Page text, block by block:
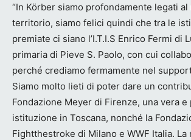
“In Körber siamo profondamente legati al
territorio, siamo felici quindi che tra le
premiate ci siano l’I.T.I.S Enrico Fermi di
primaria di Pieve S. Paolo, con cui
perché crediamo fermamente nel
Siamo molto lieti di poter dare un
Fondazione Meyer di Firenze, una vera e
istituzione in Toscana, nonché la
Fightthestroke di Milano e WWF Italia.